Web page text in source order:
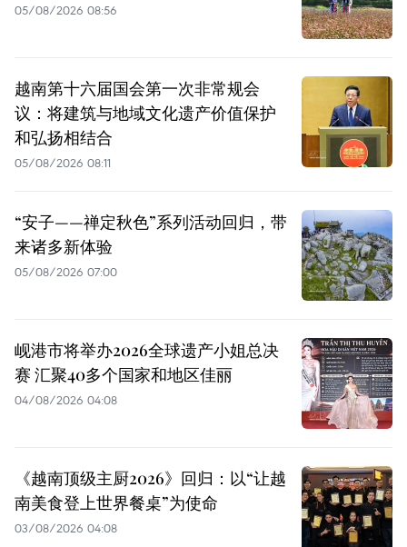
05/08/2026 08:56
越南第十六届国会第一次非常规会
议：将建筑与地域文化遗产价值保护
和弘扬相结合
05/08/2026 08:11
“安子——禅定秋色”系列活动回归，带
来诸多新体验
05/08/2026 07:00
岘港市将举办2026全球遗产小姐总决
赛 汇聚40多个国家和地区佳丽
04/08/2026 04:08
《越南顶级主厨2026》回归：以“让越
南美食登上世界餐桌”为使命
03/08/2026 04:08